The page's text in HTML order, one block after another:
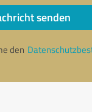
senden
den